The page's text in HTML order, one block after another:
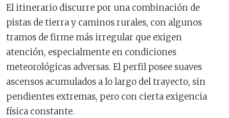
El itinerario discurre por una combinación de
pistas de tierra y caminos rurales, con algunos
tramos de firme más irregular que exigen
atención, especialmente en condiciones
meteorológicas adversas. El perfil posee suaves
ascensos acumulados a lo largo del trayecto, sin
pendientes extremas, pero con cierta exigencia
física constante.